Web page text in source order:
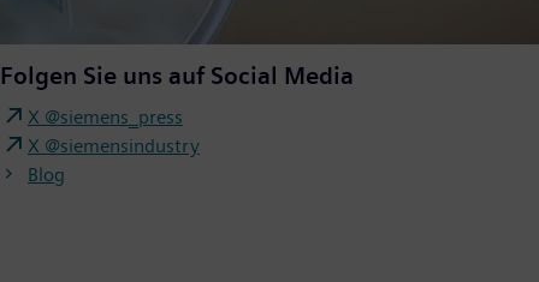
Folgen Sie uns auf Social Media
X @siemens_press
X @siemensindustry
Blog